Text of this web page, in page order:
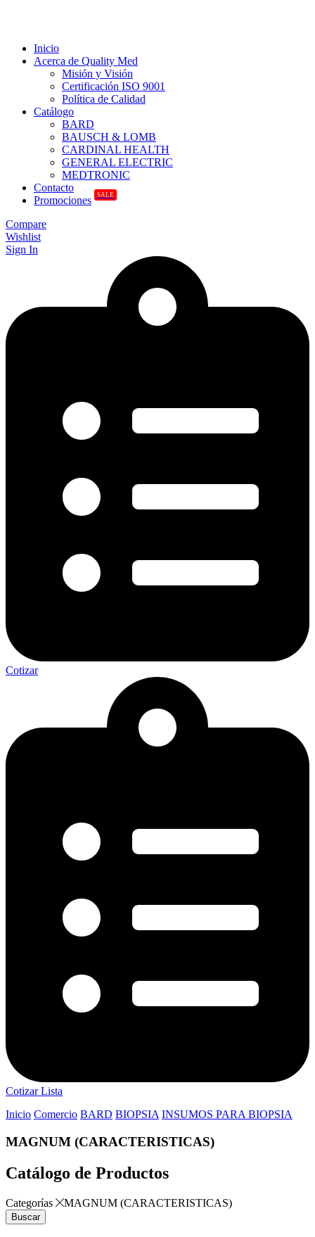
Inicio
Acerca de Quality Med
Misión y Visión
Certificación ISO 9001
Política de Calidad
Catálogo
BARD
BAUSCH & LOMB
CARDINAL HEALTH
GENERAL ELECTRIC
MEDTRONIC
Contacto
Promociones
SALE
Compare
Wishlist
Sign In
Cotizar
Cotizar Lista
Inicio Comercio BARD BIOPSIA INSUMOS PARA BIOPSIA
MAGNUM (CARACTERISTICAS)
Catálogo de Productos
Categorías MAGNUM (CARACTERISTICAS)
Buscar